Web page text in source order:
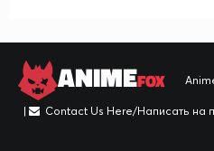
ANIMEFOX
| Contact Us Here/Написать на